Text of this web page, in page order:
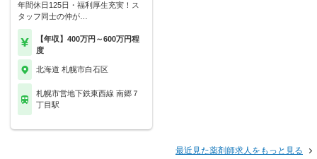
年間休日125日・福利厚生充実！ス
タッフ同士の仲が…
【年収】400万円～600万円程
度
北海道 札幌市白石区
札幌市営地下鉄東西線 南郷７
丁目駅
最近見た薬剤師求人をもっと見る